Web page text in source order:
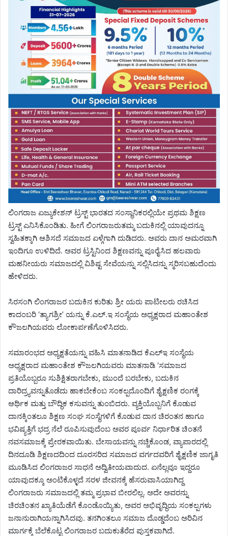
ಲಿಂಗರಾಜ ಏಜ್ಯುಕೇಶನ್‌ ಟ್ರಸ್ಟ್ ಭಾರತದ ಸಂಸ್ಥಾನಿಕರಲ್ಲಿಯೇ ಪ್ರಥಮ ಶಿಕ್ಷಣ
ಟ್ರಸ್ಟ್ ಎನಿಸಿಕೊಂಡಿತು. ಹೀಗೆ ಲಿಂಗರಾಜರುತಮ್ಮ ಬದುಕಿನಲ್ಲಿ ಯಾವುದನ್ನೂ
ಸ್ವಹಿತಕ್ಕಾಗಿ ಆಶಿಸದೆ ಸಮಾಜದ ಏಳ್ಗೆಗಾಗಿ ದುಡಿದರು. ಅವರು ದಾನ ಅಮರವಾಗಿ
ಇಂದಿಗೂ ಉಳಿದಿದೆ. ಅವರ ಟ್ರಸ್ಟಿನಿಂದ ಶಿಕ್ಷಣವನ್ನು ಪೂರೈಸಿದ ಹಲವಾರು
ಮಹನೀಯರು ಸಮಾಜದಲ್ಲಿ ವಿಶಿಷ್ಟ ಸೇವೆಯನ್ನು ಸಲ್ಲಿಸಿದನ್ನು ಸ್ಮರಿಸಬಹುದೆಂದು
ಹೇಳಿದರು.
ಸಿರಸಂಗಿ ಲಿಂಗರಾಜರ ಬದುಕಿನ ಕುರಿತು ಶ್ರೀ ಯರು ಪಾಟೀಲರು ರಚಿಸಿದ
ಕಾದಂಬರಿ ‘ತ್ಯಾಗಶ್ರೀ’ ಯನ್ನು ಕೆ.ಎಲ್.ಇ ಸಂಸ್ಥೆಯ ಅಧ್ಯಕ್ಷರಾದ ಮಹಾಂತೇಶ
ಕೌಜಲಗಿಯವರು ಲೋಕಾರ್ಪಣೆಗೊಳಿಸಿದರು.
ಸಮಾರಂಭದ ಅಧ್ಯಕ್ಷತೆಯನ್ನು ವಹಿಸಿ ಮಾತನಾಡಿದ ಕೆಎಲ್‌ಇ ಸಂಸ್ಥೆಯ
ಅಧ್ಯಕ್ಷರಾದ ಮಹಾಂತೇಶ ಕೌಜಲಗಿಯವರು ಮಾತನಾಡಿ ‘ಸಮಾಜದ
ಪ್ರತಿಯೊಬ್ಬರೂ ಸುಶಿಕ್ಷಿತರಾಗಬೇಕು, ಮುಂದೆ ಬರಬೇಕು, ಬದುಕಿನ
ದಾರಿದ್ರ್ಯವನ್ನುತೊಡೆದು ಹಾಕಬೇಕೆಂಬ ಸಂಕಲ್ಪದೊಂದಿಗೆ ಶೈಕ್ಷಣಿಕ ರಂಗಕ್ಕೆ
ಆರ್ಥಿಕ ಮತ್ತು ಬೌದ್ಧಿಕ ಕಸುವನ್ನು ತುಂಬಿದರು. ವ್ಯಕ್ತಿಯೊಬ್ಬನಿಗೆ ಕೊಡುವ
ದಾನಕ್ಕಿಂತಲೂ ಶಿಕ್ಷಣ ಸಂಘ ಸಂಸ್ಥೆಗಳಿಗೆ ಕೊಡುವ ದಾನ ಚಿರಂತನ ಹಾಗೂ
ಭವಿಷ್ಯತ್ತಿಗೆ ಭದ್ರ ನೆಲೆ ರೂಪಿಸುವುದೆಂಬ ಅವರ ಪೂರ್ವ ನಿರ್ಧಾರಿತ ಚಿಂತನೆ
ನವಸಮಾಜಕ್ಕೆ ಪ್ರೇರಕವಾಯಿತು. ಬೇಸಾಯವನ್ನು ನಚ್ಚಿಕೊಂಡ, ವ್ಯಾಪಾರದಲ್ಲಿ
ದಿನದೂಡಿ ಶಿಕ್ಷಣದದಿಂದ ದೂರಸರಿದ ಸಮಾಜದ ವರ್ಗದವರಿಗೆ ಶೈಕ್ಷಣಿಕ ಜಾಗೃತಿ
ಮೂಡಿಸಿದ ಲಿಂಗರಾಜರ ಸಾಧನೆ ಅದ್ವಿತೀಯವಾದುದ. ಏನೆಲ್ಲವೂ ಇದ್ದರೂ
ಯಾವುದಕ್ಕೂ ಅಂಟಿಕೊಳ್ಳದೆ ಸರಳ ಜೀವನಕ್ಕೆ ಹೆಸರುವಾಸಿಯಾಗಿದ್ದ
ಲಿಂಗರಾಜರು ಸಮಾಜದಲ್ಲಿ ತಮ್ಮ ಪ್ರಭಾವ ಬೀರಲಿಲ್ಲ. ಅದೇ ಅವರನ್ನು
ಚಿರಚಿಂತನ ಖ್ಯಾತಿಯೆಡೆಗೆ ಕೊಂಡೊಯ್ಯಿತು, ಅವರ ಅಭಿವೃದ್ಧಿಯ ಸಂಕಲ್ಪಗಳು
ಜನಾನುರಾಗಿಯನ್ನಾಗಿಸಿದವು. ತನಗಿಂತಲೂ ಸಮಾಜ ದೊಡ್ಡದೆಂಬ ಅರಿವಿನ
ಮಾರ್ಗಕ್ಕೆ ಬೆಲೆಕೊಟ್ಟ ಲಿಂಗರಾಜರ ಬದುಕುತೆರೆದ ಪುಸ್ತಕವಾಗಿದೆ.